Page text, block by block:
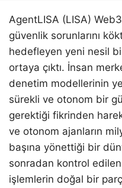
AgentLISA (LISA)
güvenlik sorunlarını
hedefleyen yeni nesil
ortaya çıktı. İnsan
denetim modellerinin
sürekli ve otonom bir
gerektiği fikrinden
ve otonom ajanların
başına yönettiği bir
sonradan kontrol
işlemlerin doğal bir